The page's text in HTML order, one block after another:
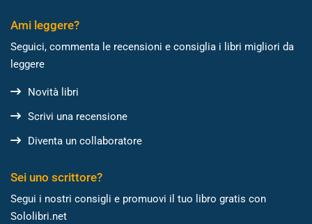
Ami leggere?
Seguici, commenta le recensioni e consiglia i libri migliori da
leggere
Novità libri
Scrivi una recensione
Diventa un collaboratore
Sei uno scrittore?
Segui i nostri consigli e promuovi il tuo libro gratis con
Sololibri.net